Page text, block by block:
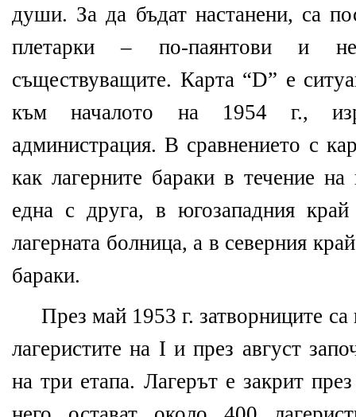
души. За да бъдат настанени, са
плетарки – по-паянтови и
съществуващите. Карта “D” е
към началото на 1954 г.,
администрация. В сравнението с
как лагерните бараки в течение
една с друга, в югозападния
лагерната болница, а в северния
бараки.
През май 1953 г. затворниците са
лагеристите на І и през август
на три етапа. Лагерът е закрит